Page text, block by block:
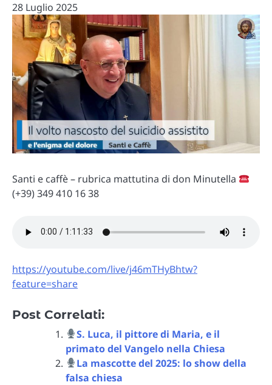
28 Luglio 2025
Santi e caffè – rubrica mattutina di don Minutella
(+39) 349 410 16 38
https://youtube.com/live/j46mTHyBhtw?
feature=share
Post Correlati:
S. Luca, il pittore di Maria, e il
primato del Vangelo nella Chiesa
La mascotte del 2025: lo show della
falsa chiesa